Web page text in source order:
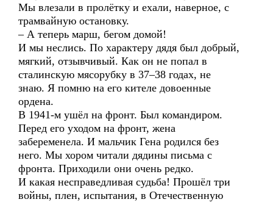
Мы влезали в пролётку и ехали, наверное, с
трамвайную остановку.
– А теперь марш, бегом домой!
И мы неслись. По характеру дядя был добрый,
мягкий, отзывчивый. Как он не попал в
сталинскую мясорубку в 37–38 годах, не
знаю. Я помню на его кителе довоенные
ордена.
В 1941-м ушёл на фронт. Был командиром.
Перед его уходом на фронт, жена
забеременела. И мальчик Гена родился без
него. Мы хором читали дядины письма с
фронта. Приходили они очень редко.
И какая несправедливая судьба! Прошёл три
войны, плен, испытания, в Отечественную